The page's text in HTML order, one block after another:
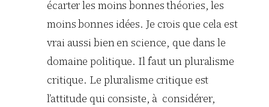
écarter les moins bonnes théories, les
moins bonnes idées. Je crois que cela est
vrai aussi bien en science, que dans le
domaine politique. Il faut un pluralisme
critique. Le pluralisme critique est
l’attitude qui consiste, à considérer,